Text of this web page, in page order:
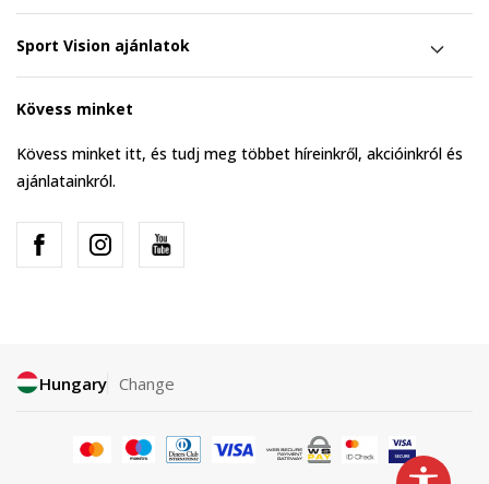
Sport Vision ajánlatok
Kövess minket
Kövess minket itt, és tudj meg többet híreinkről, akcióinkról és
ajánlatainkról.
Hungary Change